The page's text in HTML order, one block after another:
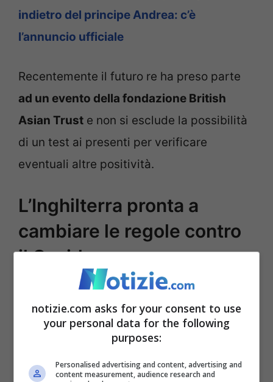
indietro del principe Andrea: c’è
l’annuncio ufficiale
Recentemente il futuro re ha preso parte
ad un evento della fondazione British
Asian Trust e non si esclude la possibilità
di un test ai presenti per verificare
eventuali altre positività.
L’Inghilterra pronta a
cambiare le regole contro
il Covid
notizie.com asks for your consent to use
your personal data for the following
purposes:
Personalised advertising and content, advertising and
content measurement, audience research and